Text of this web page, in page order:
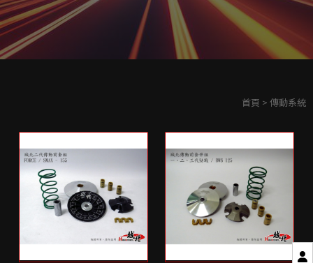
首頁 > 傳動系統